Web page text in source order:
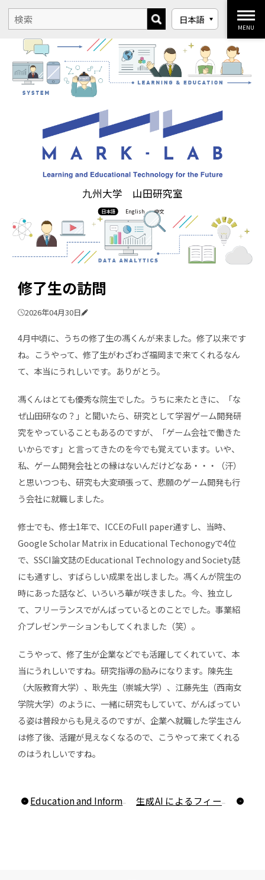
九州大学 山田研究室
日本語 English 中文
MENU
修了生の訪問
2026年04月30日
4月中頃に、うちの修了生の馮くんが来ました。修了以来です
ね。こうやって、修了生がわざわざ福岡まで来てくれるなん
て、本当にうれしいです。ありがとう。
馮くんはとても優秀な院生でした。うちに来たときに、「な
ぜ山田研なの？」と聞いたら、研究として学習ゲーム開発研
究をやっていることもあるのですが、「ゲーム会社で働きた
いからです」と言ってきたのを今でも覚えています。いや、
私、ゲーム開発会社との縁はないんだけどなあ・・・（汗）
と思いつつも、研究も大変頑張って、悲願のゲーム開発も行
う会社に就職しました。
修士でも、修士1年で、ICCEのFull paper通すし、当時、
Google Scholar Matrix in Educational Techonogyで4位
で、SSCI論文誌のEducational Technology and Society誌
にも通すし、すばらしい成果を出しました。馮くんが院生の
時にあった話など、いろいろ華が咲きました。今、独立し
て、フリーランスでがんばっているとのことでした。事業紹
介プレゼンテーションもしてくれました（笑）。
こうやって、修了生が企業などでも活躍してくれていて、本
当にうれしいですね。研究指導の励みになります。陳先生
（大阪教育大学）、耿先生（崇城大学）、江藤先生（西南女
学院大学）のように、一緒に研究もしていて、がんばってい
る姿は普段からも見えるのですが、企業へ就職した学生さん
は修了後、活躍が見えなくなるので、こうやって来てくれる
のはうれしいですね。
Education and Information Technology誌、Associate Editorに就任しました 生成AI によるフィードバックは、英語学習者の自己調整学習方略行動とパフォーマンスを促進できるか？